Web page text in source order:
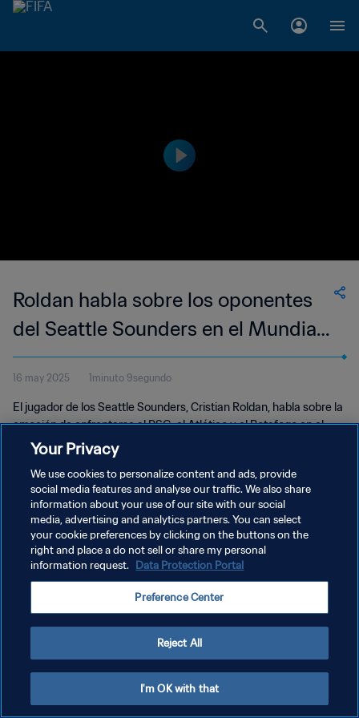
Roldan habla sobre los oponentes
del Seattle Sounders en el Mundial
de Clubes
16 may 2025 1minuto 9segundo
El jugador de los Seattle Sounders, Cristian Roldan, habla sobre la
emoción de enfrentarse al PSG, el Atlético y el Botafogo en el
Mundial de Clubes
POLÍTICA DE PRIVACIDAD
TÉRMINOS DE SERVICIO
AJUSTAR LA CONFIGURACIÓN DE LAS COOKIES
Your Privacy
We use cookies to personalize content and ads, provide
social media features and analyse our traffic. We also share
information about your use of our site with our social
media, advertising and analytics partners. You can select
your cookie preferences by clicking on the buttons on the
right and place a do not sell or share my personal
information request. Data Protection Portal
Preference Center
Reject All
I'm OK with that